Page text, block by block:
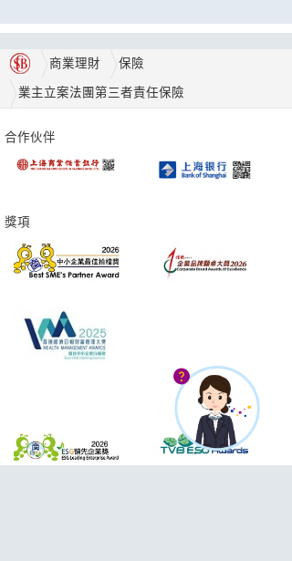
商業理財 保險
業主立案法團第三者責任保險
合作伙伴
獎項